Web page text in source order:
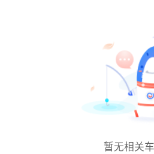
暂无相关